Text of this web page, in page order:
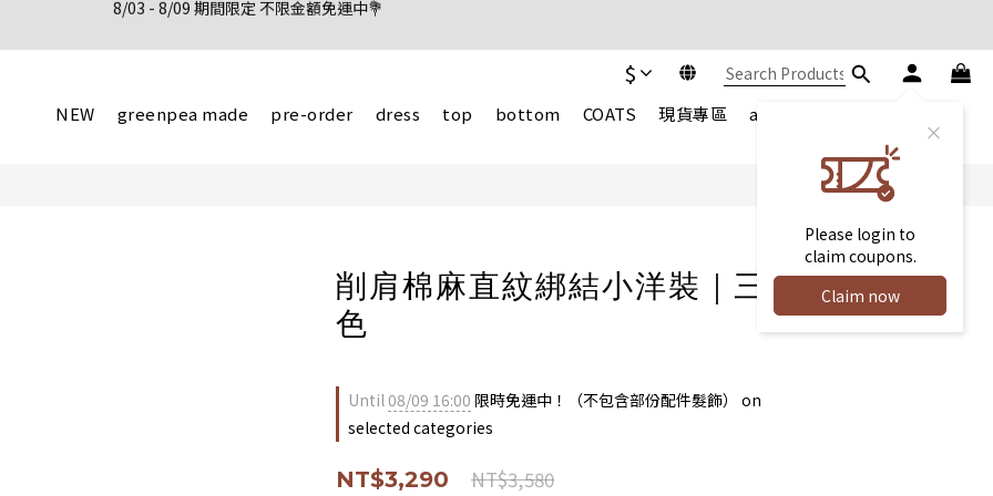
新會員註冊首購享95折優惠
$
Please login to
claim coupons.
Claim now
NEW greenpea made pre-order dress top bottom COATS 現貨專區 accessory
削肩棉麻直紋綁結小洋裝｜三
色
Until08/09 16:00 限時免運中！（不包含部份配件髮飾） on
selected categories
NT$3,290 NT$3,580
BUY NOW